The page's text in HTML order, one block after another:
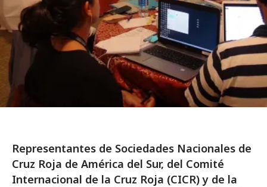
Representantes de Sociedades Nacionales de
Cruz Roja de América del Sur, del Comité
Internacional de la Cruz Roja (CICR) y de la